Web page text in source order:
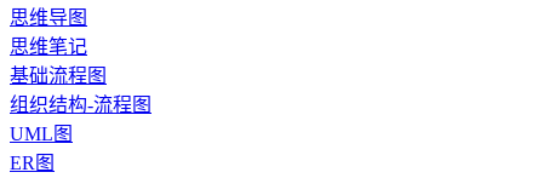
思维导图
思维笔记
基础流程图
组织结构-流程图
UML图
ER图